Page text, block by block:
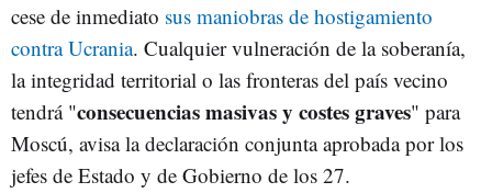
cese de inmediato sus maniobras de hostigamiento
contra Ucrania. Cualquier vulneración de la soberanía,
la integridad territorial o las fronteras del país vecino
tendrá "consecuencias masivas y costes graves" para
Moscú, avisa la declaración conjunta aprobada por los
jefes de Estado y de Gobierno de los 27.